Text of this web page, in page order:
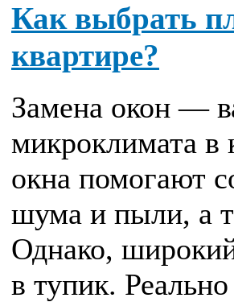
Как выбрать
квартире?
Замена окон —
микроклимата в
окна помогают
шума и пыли, а
Однако,
в тупик.